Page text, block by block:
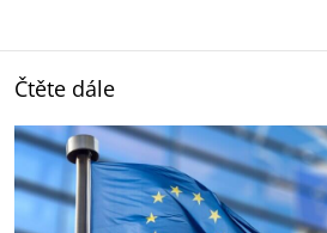
Čtěte dále